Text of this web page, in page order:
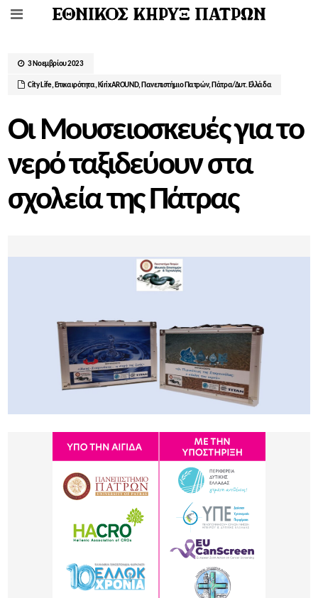
3 Νοεμβρίου 2023
City Life, Επικαιρότητα, ΚirixAROUND, Πανεπιστήμιο Πατρών, Πάτρα/Δυτ. Ελλάδα
Οι Μουσειοσκευές για το
νερό ταξιδεύουν στα
σχολεία της Πάτρας